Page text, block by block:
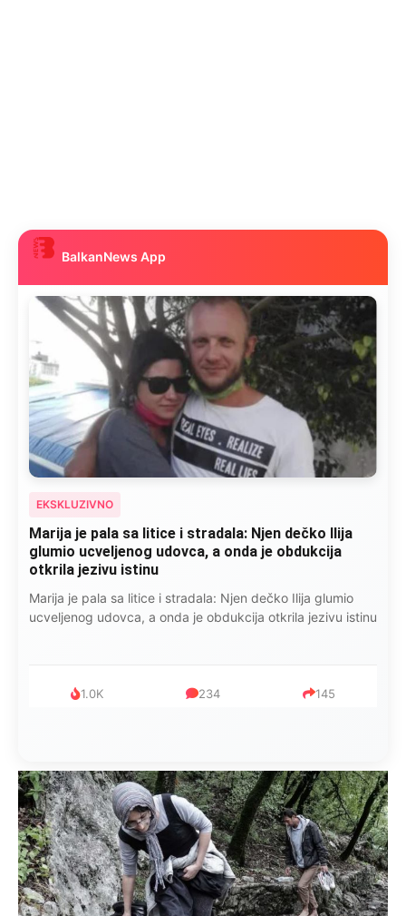
BalkanNews App
EKSKLUZIVNO
Marija je pala sa litice i stradala: Njen dečko Ilija
glumio ucveljenog udovca, a onda je obdukcija
otkrila jezivu istinu
Marija je pala sa litice i stradala: Njen dečko Ilija glumio
ucveljenog udovca, a onda je obdukcija otkrila jezivu istinu
1.0K 234 145